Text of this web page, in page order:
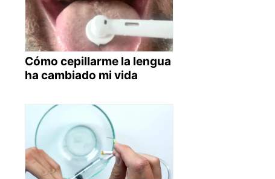
Cómo cepillarme la lengua
ha cambiado mi vida